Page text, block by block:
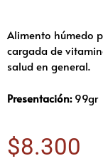
Alimento húmedo
cargada de
salud en general.
Presentación:99gr
$8.300